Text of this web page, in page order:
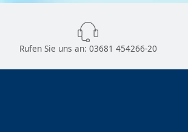
Rufen Sie uns an: 03681 454266-20